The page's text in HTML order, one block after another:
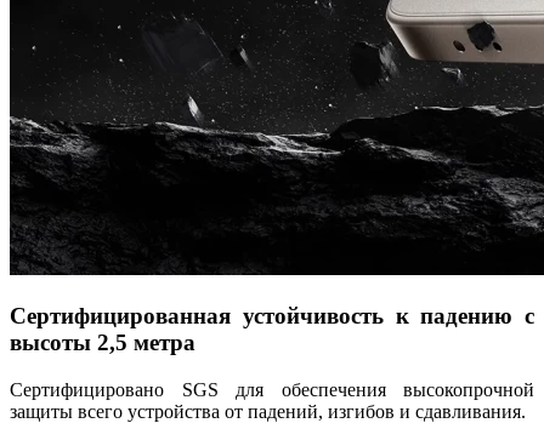
Сертифицированная устойчивость к падению с
высоты 2,5 метра
Сертифицировано SGS для обеспечения высокопрочной
защиты всего устройства от падений, изгибов и сдавливания.